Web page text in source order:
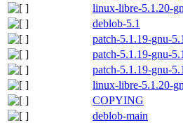
linux-libre-5.1.20-
deblob-5.1
patch-5.1.19-gnu-
patch-5.1.19-gnu-
patch-5.1.19-gnu-
linux-libre-5.1.20-
COPYING
deblob-main